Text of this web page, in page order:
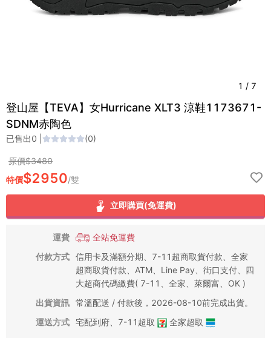
1 / 7
登山屋【TEVA】女Hurricane XLT3 涼鞋1173671-
SDNM赤陶色
已售出0 (0)
原價$3480
特價$2950/雙
立即購買(免運費)
運費
全站免運費
付款方式 信用卡及滿額分期、7-11超商取貨付款、全家
超商取貨付款、ATM、Line Pay、街口支付、四
大超商代碼繳費( 7-11、全家、萊爾富、OK )
出貨資訊 常溫配送 / 付款後，2026-08-10前完成出貨。
運送方式 宅配到府 7-11超取 全家超取